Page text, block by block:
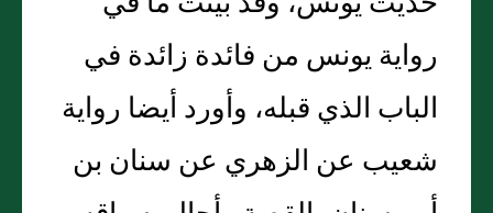
رواية يونس من فائدة زائدة في
الباب الذي قبله، وأورد أيضا رواية
شعيب عن الزهري عن سنان بن